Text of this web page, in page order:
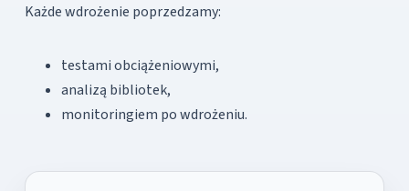
Każde wdrożenie poprzedzamy:
testami obciążeniowymi,
analizą bibliotek,
monitoringiem po wdrożeniu.